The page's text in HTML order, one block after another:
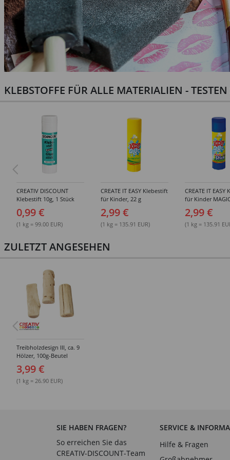
KLEBSTOFFE FÜR ALLE MATERIALIEN -
CREATIV DISCOUNT
Klebestift 10g, 1 Stück
0,99 €
(1 kg = 99.00 EUR)
CREATE IT EASY Klebestift
für Kinder, 22 g
2,99 €
(1 kg = 135.91 EUR)
CREATE IT
für Kinder
2,99 €
(1 kg = 135.91
ZULETZT ANGESEHEN
Treibholzdesign III, ca. 9
Hölzer, 100g-Beutel
3,99 €
(1 kg = 26.90 EUR)
SIE HABEN FRAGEN?
So erreichen Sie das
CREATIV-DISCOUNT-Team
SERVICE &
Hilfe & Fragen